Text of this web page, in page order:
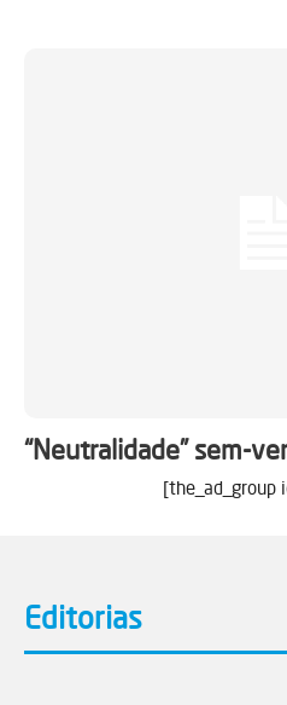
“Neutralidade” sem-
[the_ad_group
Editorias